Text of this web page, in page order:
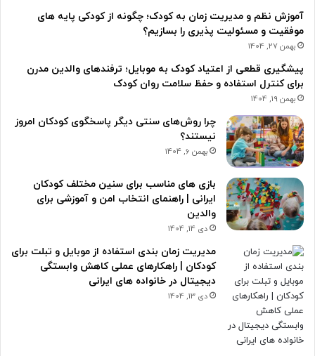
آموزش نظم و مدیریت زمان به کودک؛ چگونه از کودکی پایه های
موفقیت و مسئولیت پذیری را بسازیم؟
بهمن 27, 1404
پیشگیری قطعی از اعتیاد کودک به موبایل؛ ترفندهای والدین مدرن
برای کنترل استفاده و حفظ سلامت روان کودک
بهمن 19, 1404
چرا روش‌های سنتی دیگر پاسخگوی کودکان امروز
نیستند؟
بهمن 6, 1404
بازی های مناسب برای سنین مختلف کودکان
ایرانی | راهنمای انتخاب امن و آموزشی برای
والدین
دی 14, 1404
مدیریت زمان بندی استفاده از موبایل و تبلت برای
کودکان | راهکارهای عملی کاهش وابستگی
دیجیتال در خانواده های ایرانی
دی 13, 1404